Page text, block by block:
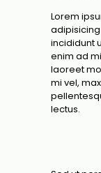
Lorem
incididunt
enim ad
laoreet
mi vel,
lectus.